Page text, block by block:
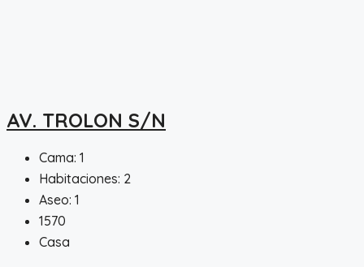
AV. TROLON S/N
Cama: 1
Habitaciones: 2
Aseo: 1
1570
Casa